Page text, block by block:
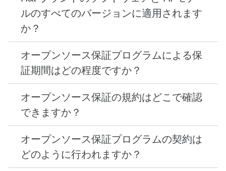
てに対してお客様を擁護し、規定された限度に従
って判決または調停の料金を支払います。また、可
能な場合、Red Hat は問題のソフトウェアまたは
AI モデルの置き換え、または修正を行う場合もあ
ります。
ンドの AI モデル (そのようなモデルの出力を含む)
に適用されます。
オープンソース保証プログラムは、製品条件に記載
されているとおり、お客様が保有されているアクテ
ィブな有料サブスクリプションの対象となる、
RHEL AI などの当社製品に含まれている Red Hat
ブランドのソフトウェアまたは AI モデルの現在お
よび今後のすべてのバージョンを対象とします。保
証の対象となるには、現行バージョンを使用して
いる必要があります。
オープンソース保証プログラムの対象となるのは、
アクティブな有料 Red Hat 製品サブスクリプショ
ンの有効期間中です。
オープンソース保証プログラムの具体的な規約およ
び義務はオープンソース保証契約
り、Red Hat のお客様は、Red Hat カスタマーポ